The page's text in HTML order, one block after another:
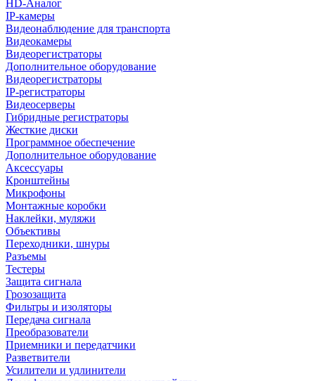
HD-Аналог
IP-камеры
Видеонаблюдение для транспорта
Видеокамеры
Видеорегистраторы
Дополнительное оборудование
Видеорегистраторы
IP-регистраторы
Видеосерверы
Гибридные регистраторы
Жесткие диски
Программное обеспечение
Дополнительное оборудование
Аксессуары
Кронштейны
Микрофоны
Монтажные коробки
Наклейки, муляжи
Объективы
Переходники, шнуры
Разъемы
Тестеры
Защита сигнала
Грозозащита
Фильтры и изоляторы
Передача сигнала
Преобразователи
Приемники и передатчики
Разветвители
Усилители и удлинители